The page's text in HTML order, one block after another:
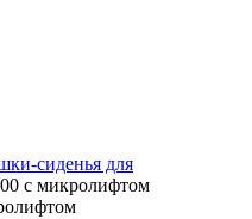
сиденья для
с микролифтом